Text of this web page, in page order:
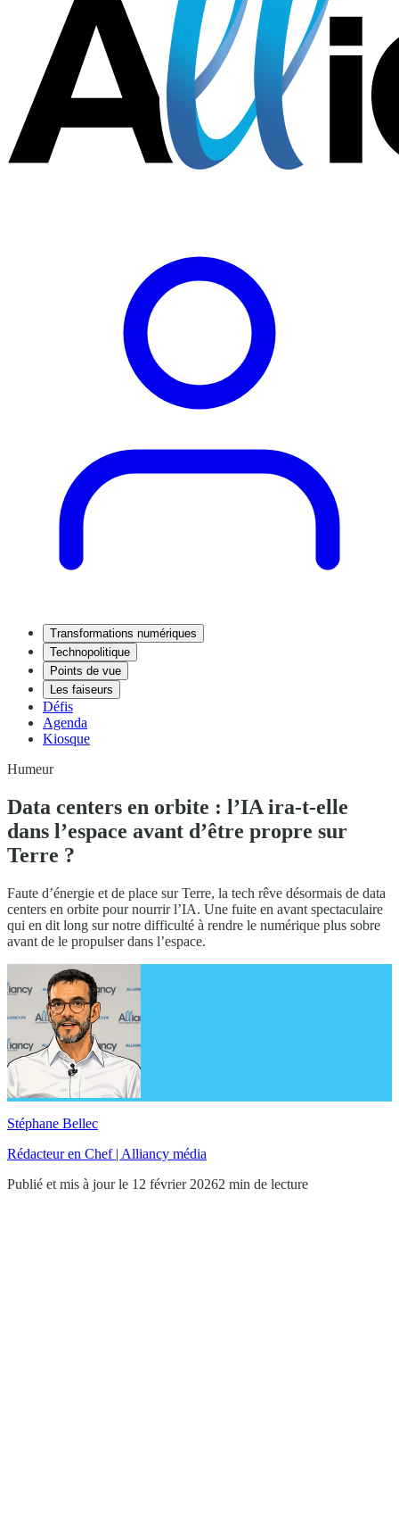
Transformations numériques
Technopolitique
Points de vue
Les faiseurs
Défis
Agenda
Kiosque
Humeur
Data centers en orbite : l’IA ira-t-elle
dans l’espace avant d’être propre sur
Terre ?
Faute d’énergie et de place sur Terre, la tech rêve désormais de data
centers en orbite pour nourrir l’IA. Une fuite en avant spectaculaire
qui en dit long sur notre difficulté à rendre le numérique plus sobre
avant de le propulser dans l’espace.
Stéphane Bellec
Rédacteur en Chef | Alliancy média
Publié et mis à jour le 12 février 20262 min de lecture